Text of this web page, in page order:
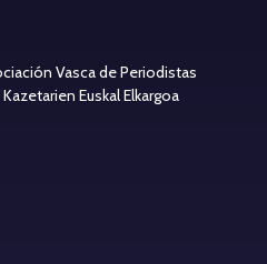
Vasca de Periodistas
Euskal Elkargoa